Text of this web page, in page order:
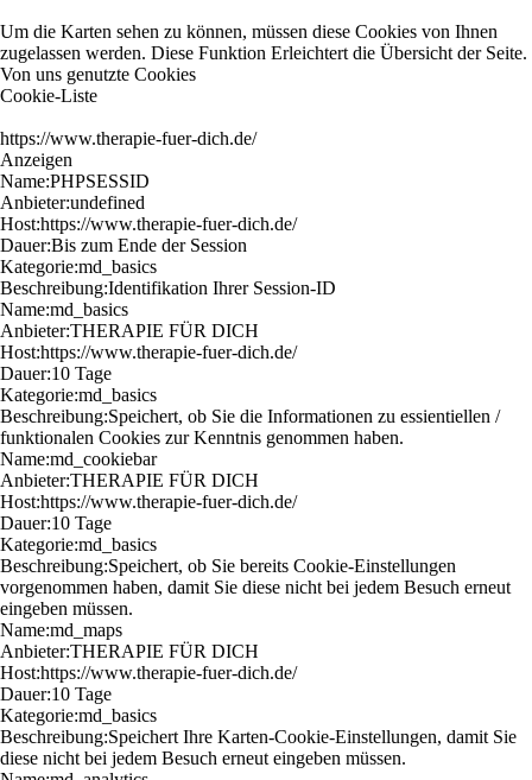
Um die Karten sehen zu können, müssen diese Cookies von Ihnen
zugelassen werden. Diese Funktion Erleichtert die Übersicht der Seite.
Von uns genutzte Cookies
Cookie-Liste
https://www.therapie-fuer-dich.de/
Anzeigen
Name:PHPSESSID
Anbieter:undefined
Host:https://www.therapie-fuer-dich.de/
Dauer:Bis zum Ende der Session
Kategorie:md_basics
Beschreibung:Identifikation Ihrer Session-ID
Name:md_basics
Anbieter:THERAPIE FÜR DICH
Host:https://www.therapie-fuer-dich.de/
Dauer:10 Tage
Kategorie:md_basics
Beschreibung:Speichert, ob Sie die Informationen zu essientiellen /
funktionalen Cookies zur Kenntnis genommen haben.
Name:md_cookiebar
Anbieter:THERAPIE FÜR DICH
Host:https://www.therapie-fuer-dich.de/
Dauer:10 Tage
Kategorie:md_basics
Beschreibung:Speichert, ob Sie bereits Cookie-Einstellungen
vorgenommen haben, damit Sie diese nicht bei jedem Besuch erneut
eingeben müssen.
Name:md_maps
Anbieter:THERAPIE FÜR DICH
Host:https://www.therapie-fuer-dich.de/
Dauer:10 Tage
Kategorie:md_basics
Beschreibung:Speichert Ihre Karten-Cookie-Einstellungen, damit Sie
diese nicht bei jedem Besuch erneut eingeben müssen.